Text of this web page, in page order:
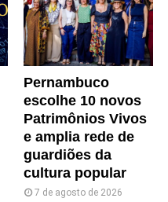
Pernambuco
escolhe 10 novos
Patrimônios Vivos
e amplia rede de
guardiões da
cultura popular
7 de agosto de 2026